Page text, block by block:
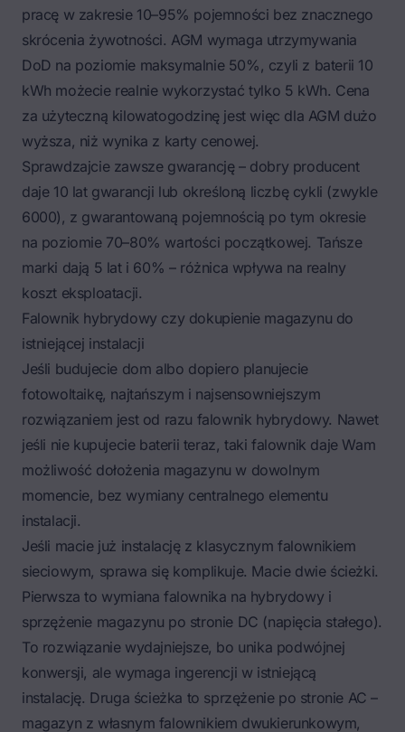
pracę w zakresie 10–95% pojemności bez znacznego
skrócenia żywotności. AGM wymaga utrzymywania
DoD na poziomie maksymalnie 50%, czyli z baterii 10
kWh możecie realnie wykorzystać tylko 5 kWh. Cena
za użyteczną kilowatogodzinę jest więc dla AGM dużo
wyższa, niż wynika z karty cenowej.
Sprawdzajcie zawsze gwarancję – dobry producent
daje 10 lat gwarancji lub określoną liczbę cykli (zwykle
6000), z gwarantowaną pojemnością po tym okresie
na poziomie 70–80% wartości początkowej. Tańsze
marki dają 5 lat i 60% – różnica wpływa na realny
koszt eksploatacji.
Falownik hybrydowy czy dokupienie magazynu do
istniejącej instalacji
Jeśli budujecie dom albo dopiero planujecie
fotowoltaikę, najtańszym i najsensowniejszym
rozwiązaniem jest od razu falownik hybrydowy. Nawet
jeśli nie kupujecie baterii teraz, taki falownik daje Wam
możliwość dołożenia magazynu w dowolnym
momencie, bez wymiany centralnego elementu
instalacji.
Jeśli macie już instalację z klasycznym falownikiem
sieciowym, sprawa się komplikuje. Macie dwie ścieżki.
Pierwsza to wymiana falownika na hybrydowy i
sprzężenie magazynu po stronie DC (napięcia stałego).
To rozwiązanie wydajniejsze, bo unika podwójnej
konwersji, ale wymaga ingerencji w istniejącą
instalację. Druga ścieżka to sprzężenie po stronie AC –
magazyn z własnym falownikiem dwukierunkowym,